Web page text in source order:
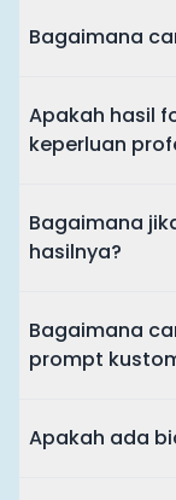
Bagaimana
Apakah hasil
keperluan
Bagaimana
hasilnya?
Bagaimana
prompt
Apakah ada